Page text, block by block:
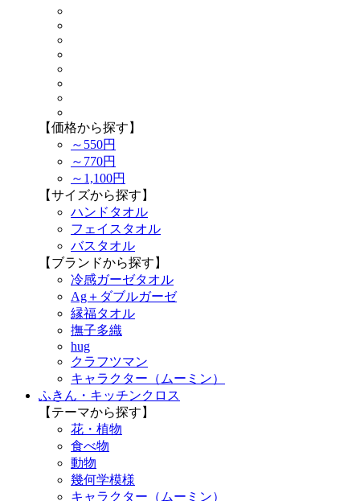
【価格から探す】
～550円
～770円
～1,100円
【サイズから探す】
ハンドタオル
フェイスタオル
バスタオル
【ブランドから探す】
冷感ガーゼタオル
Ag＋ダブルガーゼ
縁福タオル
撫子多織
hug
クラフツマン
キャラクター（ムーミン）
ふきん・キッチンクロス
【テーマから探す】
花・植物
食べ物
動物
幾何学模様
キャラクター（ムーミン）